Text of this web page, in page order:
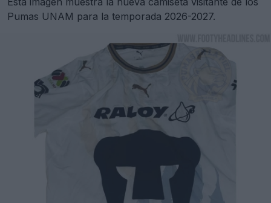
Pumas UNAM para la temporada 2026-2027.